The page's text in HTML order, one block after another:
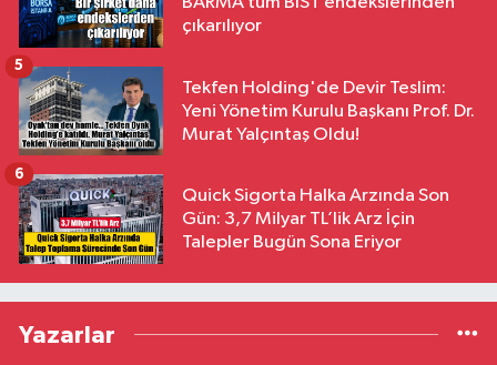
çıkarılıyor
Tekfen Holding'de Devir Teslim:
Yeni Yönetim Kurulu Başkanı Prof. Dr.
Murat Yalçıntaş Oldu!
5
Quick Sigorta Halka Arzında Son
Gün: 3,7 Milyar TL’lik Arz İçin
Talepler Bugün Sona Eriyor
6
Yazarlar